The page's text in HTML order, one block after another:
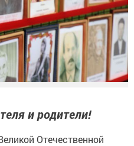
и родители!
Отечественной